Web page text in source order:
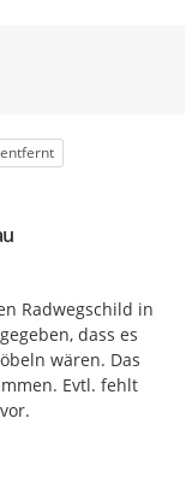
Radwegschild in
dass es
wären. Das
Evtl. fehlt